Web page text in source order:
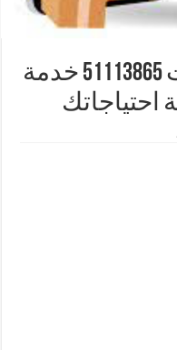
مندوب توصيل الكويت 51113865 خدمة
احتياجاتك